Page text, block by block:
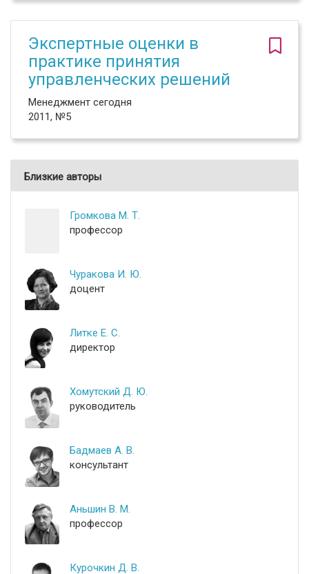
Экспертные оценки в
практике принятия
управленческих решений
Менеджмент сегодня
2011, №5
Близкие авторы
Громкова М. Т.
профессор
Чуракова И. Ю.
доцент
Литке Е. С.
директор
Хомутский Д. Ю.
руководитель
Бадмаев А. В.
консультант
Аньшин В. М.
профессор
Курочкин Д. В.